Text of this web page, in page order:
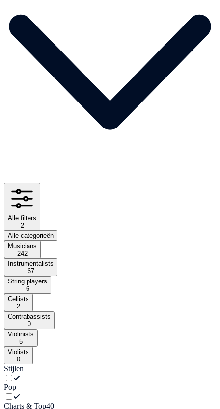
Alle filters
2
Alle categorieën
Musicians
242
Instrumentalists
67
String players
6
Cellists
2
Contrabassists
0
Violinists
5
Violists
0
Stijlen
Pop
Charts & Top40